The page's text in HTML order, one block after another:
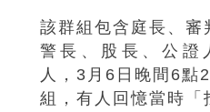
該群組包含庭長、審
警長、股長、公證
人，3月6日晚間6點
組，有人回憶當時「